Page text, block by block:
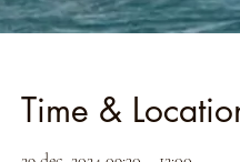
Time &